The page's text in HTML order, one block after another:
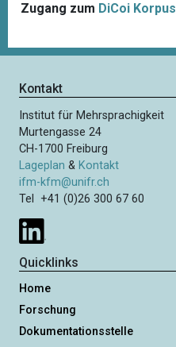
Zugang zum DiCoi Korpus
Kontakt
Institut für Mehrsprachigkeit
Murtengasse 24
CH-1700 Freiburg
Lageplan & Kontakt
ifm-kfm@unifr.ch
Tel +41 (0)26 300 67 60
Quicklinks
Home
Forschung
Dokumentationsstelle